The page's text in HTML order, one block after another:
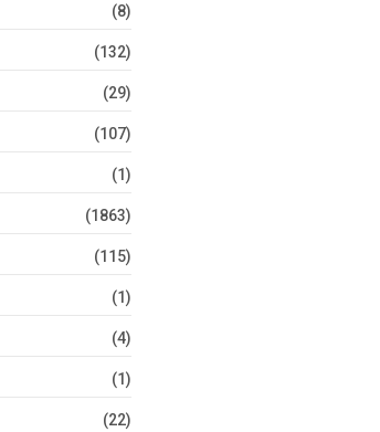
(8)
(132)
(29)
(107)
(1)
(1863)
(115)
(1)
(4)
(1)
(22)